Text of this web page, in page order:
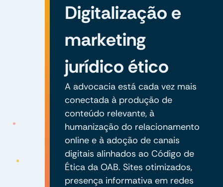
Digitalização e
marketing
jurídico ético
A advocacia está cada vez mais
conectada à produção de
conteúdo relevante, à
humanização do relacionamento
online e à adoção de canais
digitais alinhados ao Código de
Ética da OAB. Sites otimizados,
presença informativa em redes